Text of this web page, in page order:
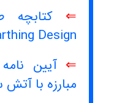
⇐ کتابچه
Design
⇐آیین
مبارزه با